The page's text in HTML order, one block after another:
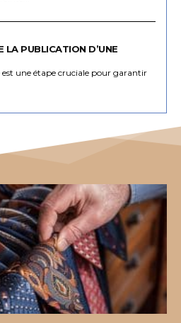
LA PUBLICATION D’UNE
une étape cruciale pour garantir